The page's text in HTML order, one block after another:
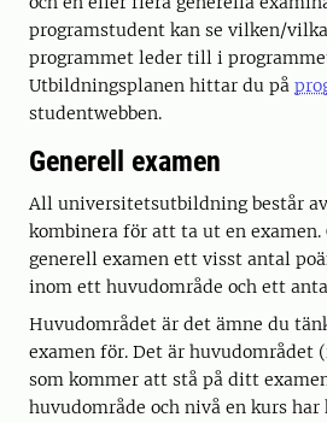
programstudent kan se vilken/
programmet leder till i
Utbildningsplanen hittar du på
studentwebben.
Generell examen
All universitetsutbildning består
kombinera för att ta ut en examen.
generell examen ett visst antal
inom ett huvudområde och ett
Huvudområdet är det ämne du
examen för. Det är huvudområdet
som kommer att stå på ditt
huvudområde och nivå en kurs